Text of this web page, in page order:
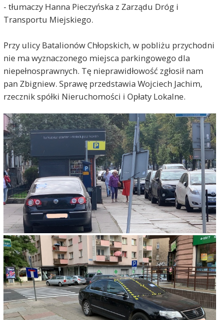
- tłumaczy Hanna Pieczyńska z Zarządu Dróg i
Transportu Miejskiego.
Przy ulicy Batalionów Chłopskich, w pobliżu przychodni
nie ma wyznaczonego miejsca parkingowego dla
niepełnosprawnych. Tę nieprawidłowość zgłosił nam
pan Zbigniew. Sprawę przedstawia Wojciech Jachim,
rzecznik spółki Nieruchomości i Opłaty Lokalne.